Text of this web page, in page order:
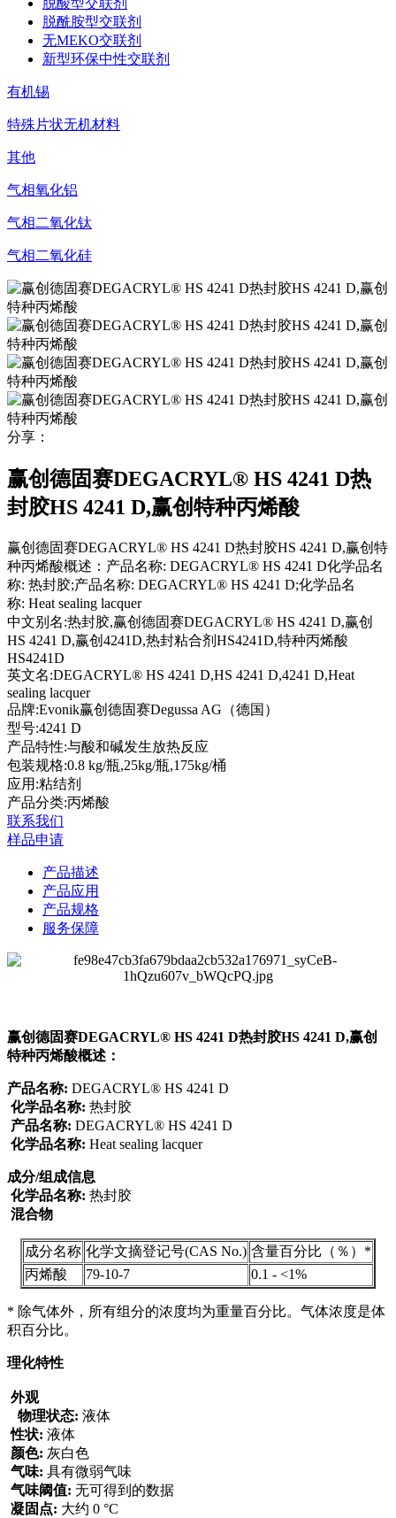
脱酸型交联剂
脱酰胺型交联剂
无MEKO交联剂
新型环保中性交联剂
有机锡
特殊片状无机材料
其他
气相氧化铝
气相二氧化钛
气相二氧化硅
分享：
赢创德固赛DEGACRYL® HS 4241 D热
封胶HS 4241 D,赢创特种丙烯酸
赢创德固赛DEGACRYL® HS 4241 D热封胶HS 4241 D,赢创特
种丙烯酸概述：产品名称: DEGACRYL® HS 4241 D化学品名
称: 热封胶;产品名称: DEGACRYL® HS 4241 D;化学品名
称: Heat sealing lacquer
中文别名:热封胶,赢创德固赛DEGACRYL® HS 4241 D,赢创
HS 4241 D,赢创4241D,热封粘合剂HS4241D,特种丙烯酸
HS4241D
英文名:DEGACRYL® HS 4241 D,HS 4241 D,4241 D,Heat
sealing lacquer
品牌:Evonik赢创德固赛Degussa AG（德国）
型号:4241 D
产品特性:与酸和碱发生放热反应
包装规格:0.8 kg/瓶,25kg/瓶,175kg/桶
应用:粘结剂
产品分类:丙烯酸
联系我们
样品申请
产品描述
产品应用
产品规格
服务保障
赢创德固赛DEGACRYL® HS 4241 D热封胶HS 4241 D,赢创
特种丙烯酸概述：
产品名称: DEGACRYL® HS 4241 D
化学品名称: 热封胶
产品名称: DEGACRYL® HS 4241 D
化学品名称: Heat sealing lacquer
成分/组成信息
化学品名称: 热封胶
混合物
成分名称 化学文摘登记号(CAS No.) 含量百分比（％）*
丙烯酸
79-10-7 0.1 - <1%
* 除气体外，所有组分的浓度均为重量百分比。气体浓度是体
积百分比。
理化特性
外观
物理状态: 液体
性状: 液体
颜色: 灰白色
气味: 具有微弱气味
气味阈值: 无可得到的数据
凝固点: 大约 0 °C